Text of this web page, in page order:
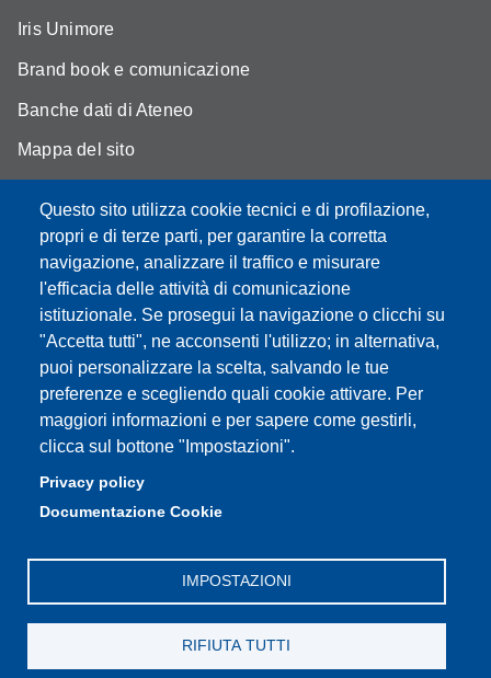
Questo sito utilizza cookie tecnici e di profilazione,
propri e di terze parti, per garantire la corretta
navigazione, analizzare il traffico e misurare
l'efficacia delle attività di comunicazione
istituzionale. Se prosegui la navigazione o clicchi su
"Accetta tutti", ne acconsenti l'utilizzo; in alternativa,
puoi personalizzare la scelta, salvando le tue
preferenze e scegliendo quali cookie attivare. Per
maggiori informazioni e per sapere come gestirli,
clicca sul bottone "Impostazioni".
Privacy policy
Documentazione Cookie
IMPOSTAZIONI
RIFIUTA TUTTI
Iris Unimore
Brand book e comunicazione
Banche dati di Ateneo
Mappa del sito
Accessibility
Privacy e Cookie policy
Partita IVA: 00427620364
Dipartimento di Studi Linguistici e Culturali
Sede: Largo Sant'Eufemia 19 - 41121 Modena
Pec: didattica.dslc@pec.unimore.it
Tel: portineria059/2055811